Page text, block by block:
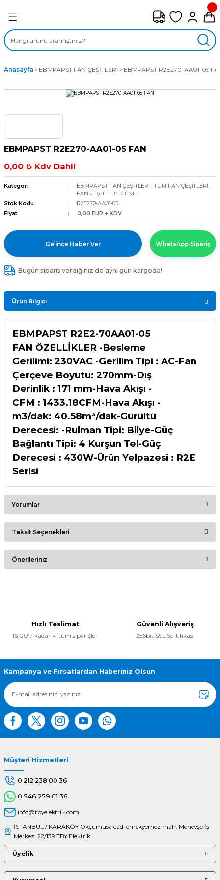
ÇEŞİTLERİ
FANLAR
FANLAR
Anasayfa EBMPAPST FAN ÇEŞİTLERİ EBMPAPST R2E270-AA01-05
EBMPAPST R2E270-AA01-05 FAN
0,00 ₺ Kdv Dahil
Kategori EBMPAPST FAN ÇEŞİTLERİ , TÜM FAN ÇEŞİTLERİ ,
FAN ÇEŞİTLERİ , GENEL
Stok Kodu
R2E270-AA01-05
Fiyat
0,00 EUR + KDV
Gelince Haber Ver WhatsApp Sipariş
Bugün sipariş verdiğiniz de aynı gün kargoda!
Ürün Bilgisi
EBMPAPST R2E2-70AA01-05
FAN ÖZELLİKLER -Besleme
Gerilimi: 230VAC -Gerilim Tipi : AC-Fan
Çerçeve Boyutu: 270mm-Dış
Derinlik : 171 mm-Hava Akışı -
CFM : 1433.18CFM-Hava Akışı -
m3/dak: 40.58m³/dak-Gürültü
Derecesi: -Rulman Tipi: Bilye-Güç
Bağlantı Tipi: 4 Kurşun Tel-Güç
Derecesi : 430W-Ürün Yelpazesi : R2E
Serisi
Yorumlar
Bu ürüne ilk yorumu siz yapın!
Taksit Seçenekleri
Önerileriniz
Ürün bilgilerinde hatalar bulunuyor.
Ürün fiyatı diğer sitelerden daha pahalı.
Bu ürüne benzer farklı alternatifler olmalı.
Hızlı Teslimat
16:00’a kadar ki tüm siparişler
Güvenli Alışveriş
256bit SSL Sertifikası
Kampanya ve Fırsatlardan Haberiniz Olsun
Müşteri Hizmetleri
0 212 238 00 36
0 546 259 01 36
info@tbyelektrik.com
İSTANBUL / KARAKÖY Okçumusa cad. emekyemez mah. Menevşe İş
Merkezi 22/139 TBY Elektrik
Üyelik